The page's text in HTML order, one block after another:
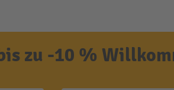
zu -10 %